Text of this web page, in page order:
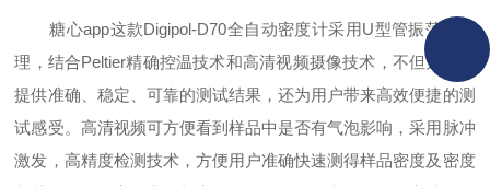
糖心app这款Digipol-D70全自动密度计采用U型管振荡法原
理，结合Peltier精确控温技术和高清视频摄像技术，不但为用户
提供准确、稳定、可靠的测试结果，还为用户带来高效便捷的测
试感受。高清视频可方便看到样品中是否有气泡影响，采用脉冲
激发，高精度检测技术，方便用户准确快速测得样品密度及密度